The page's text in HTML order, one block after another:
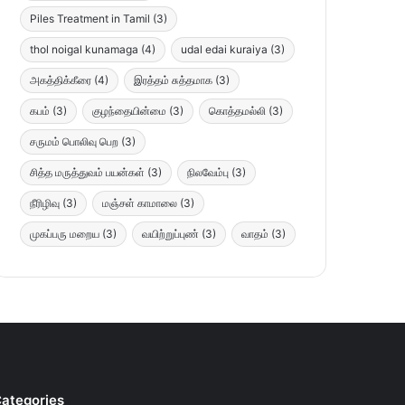
Piles Treatment in Tamil (3)
thol noigal kunamaga (4) udal edai kuraiya (3)
அகத்திக்கீரை (4) இரத்தம் சுத்தமாக (3)
கபம் (3) குழந்தையின்மை (3) கொத்தமல்லி (3)
சருமம் பொலிவு பெற (3)
சித்த மருத்துவம் பயன்கள் (3) நிலவேம்பு (3)
நீரிழிவு (3) மஞ்சள் காமாலை (3)
முகப்பரு மறைய (3) வயிற்றுப்புண் (3) வாதம் (3)